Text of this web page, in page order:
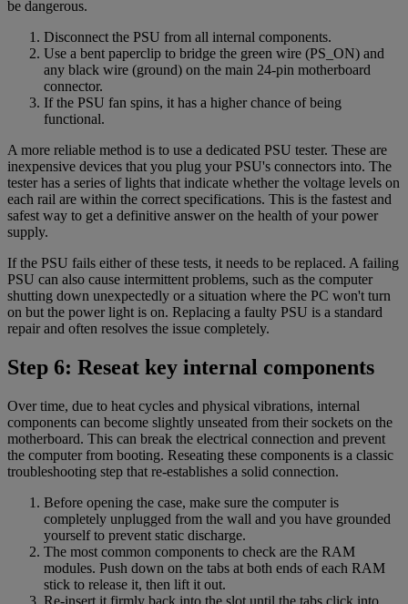
be dangerous.
Disconnect the PSU from all internal components.
Use a bent paperclip to bridge the green wire (PS_ON) and
any black wire (ground) on the main 24-pin motherboard
connector.
If the PSU fan spins, it has a higher chance of being
functional.
A more reliable method is to use a dedicated PSU tester. These are
inexpensive devices that you plug your PSU's connectors into. The
tester has a series of lights that indicate whether the voltage levels on
each rail are within the correct specifications. This is the fastest and
safest way to get a definitive answer on the health of your power
supply.
If the PSU fails either of these tests, it needs to be replaced. A failing
PSU can also cause intermittent problems, such as the computer
shutting down unexpectedly or a situation where the PC won't turn
on but the power light is on. Replacing a faulty PSU is a standard
repair and often resolves the issue completely.
Step 6: Reseat key internal components
Over time, due to heat cycles and physical vibrations, internal
components can become slightly unseated from their sockets on the
motherboard. This can break the electrical connection and prevent
the computer from booting. Reseating these components is a classic
troubleshooting step that re-establishes a solid connection.
Before opening the case, make sure the computer is
completely unplugged from the wall and you have grounded
yourself to prevent static discharge.
The most common components to check are the RAM
modules. Push down on the tabs at both ends of each RAM
stick to release it, then lift it out.
Re-insert it firmly back into the slot until the tabs click into